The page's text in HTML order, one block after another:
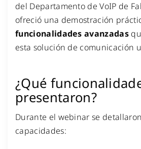
del Departamento de VoIP de
ofreció una demostración
funcionalidades avanzadas
esta solución de comunicación
¿Qué
presentaron?
Durante el webinar se
capacidades: